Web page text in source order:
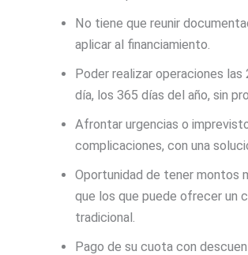
No tiene que reunir
aplicar al financiamiento.
Poder realizar operaciones las
día, los 365 días del año, sin
Afrontar urgencias o
complicaciones, con una
Oportunidad de tener montos
que los que puede ofrecer un
tradicional.
Pago de su cuota con